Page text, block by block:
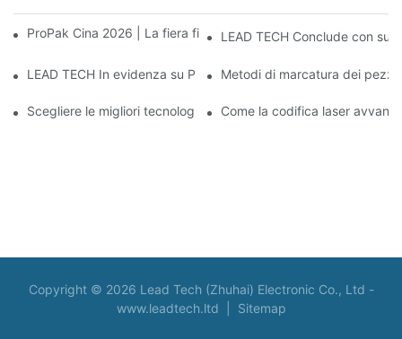
ProPak Cina 2026 | La fiera finisce, il nostro servizio continua
LEAD TECH Conclude con
LEAD TECH In evidenza su PR Newswire Presentazione di
Metodi di marcatura dei
Scegliere le migliori tecnologie per la codifica e la marcatura
Come la codifica laser
Copyright © 2026 Lead Tech (Zhuhai) Electronic Co., Ltd -
www.leadtech.ltd
Sitemap